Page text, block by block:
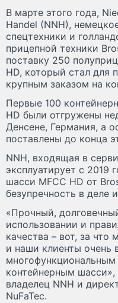
В марте этого года,
Handel (NNH),
спецтехники и
прицепной техники
поставку 250
HD, который стал для
крупным заказом на
Первые 100
HD были отгружены
Денсене, Германия, а
поставлены до конца
NNH, входящая в
эксплуатирует с 2019
шасси MFCC HD от
безупречность в деле
«Прочный,
использовании и
качества – вот, за
и наши клиенты очень
контейнерным шасси»,
владелец NNH и
NuFaTec.